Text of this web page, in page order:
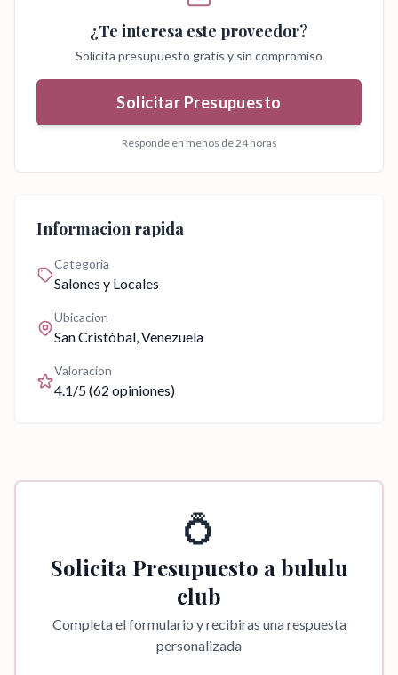
¿Te interesa este proveedor?
Solicita presupuesto gratis y sin compromiso
Solicitar Presupuesto
Responde en menos de 24 horas
Informacion rapida
Categoria
Salones y Locales
Ubicacion
San Cristóbal, Venezuela
Valoracion
4.1/5 (62 opiniones)
💍
Solicita Presupuesto abululu
club
Completa el formulario y recibiras una respuesta
personalizada